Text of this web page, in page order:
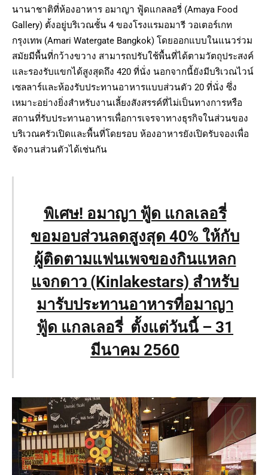
นานาชาติที่ห้องอาหาร อมาญา ฟู้ดแกลลอรี่ (Amaya Food
Gallery) ตั้งอยู่บริเวณชั้น 4 ของโรงแรมอมารี วอเตอร์เกท
กรุงเทพ (Amari Watergate Bangkok) โดยออกแบบในแนวร่วม
สมัยมีพื้นที่กว้างขวาง สามารถปรับใช้พื้นที่ได้ตามวัตถุประสงค์
และรองรับแขกได้สูงสุดถึง 420 ที่นั่ง นอกจากนี้ยังมีบริเวณไวน์
เซลลาร์และห้องรับประทานอาหารแบบส่วนตัว 20 ที่นั่ง ซึ่ง
เหมาะอย่างยิ่งสำหรับงานเลี้ยงสังสรรค์ที่ไม่เป็นทางการหรือ
สถานที่รับประทานอาหารเพื่อการเจรจาทางธุรกิจในส่วนของ
บริเวณครัวเปิดและพื้นที่โดยรอบ ห้องอาหารยังเปิดรับจองเพื่อ
จัดงานส่วนตัวได้เช่นกัน
พิเศษ! อมาญา ฟู้ด แกลเลอรี่
ขอมอบส่วนลดสูงสุด 40% ให้กับ
ผู้ติดตามแฟนเพจของกินแหลก
แจกดาว (Kinlakestars) สำหรับ
มารับประทานอาหารที่อมาญา
ฟู้ด แกลเลอรี่ ตั้งแต่วันนี้ – 31
มีนาคม 2560